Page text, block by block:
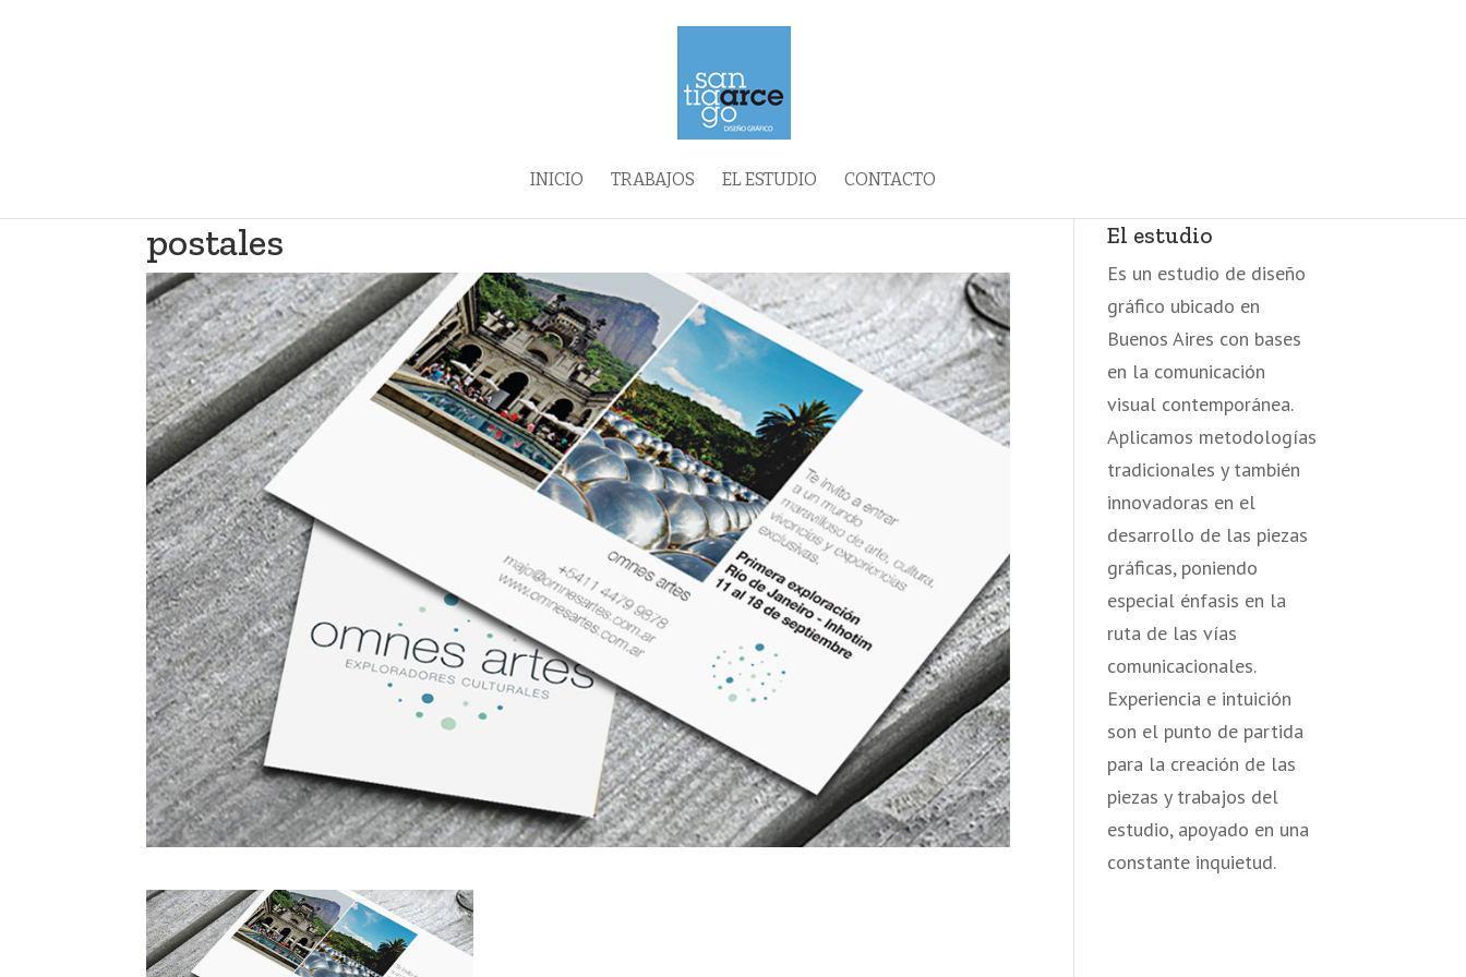
INICIO TRABAJOS EL ESTUDIO CONTACTO
postales El estudio
Es un estudio de diseño
gráfico ubicado en
Buenos Aires con bases
en la comunicación
visual contemporánea.
Aplicamos metodologías
tradicionales y también
innovadoras en el
desarrollo de las piezas
gráficas, poniendo
especial énfasis en la
ruta de las vías
comunicacionales.
Experiencia e intuición
son el punto de partida
para la creación de las
piezas y trabajos del
estudio, apoyado en una
constante inquietud.